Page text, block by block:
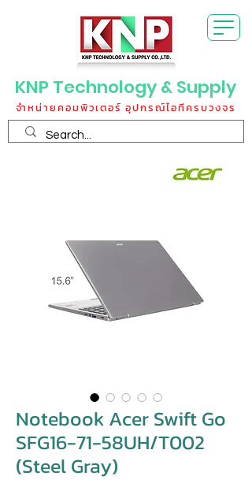
KNP Technology & Supply
จำหน่ายคอมพิวเตอร์ อุปกรณ์ไอทีครบวงจร
Notebook Acer Swift Go
SFG16-71-58UH/T002
(Steel Gray)